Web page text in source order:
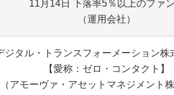
11月14日 下落率5％以上のファ
（運用会社）
ジタル・トランスフォーメーション株
【愛称：ゼロ・コンタクト】
（アモーヴァ・アセットマネジメント